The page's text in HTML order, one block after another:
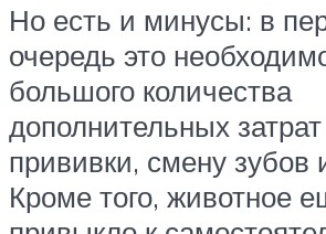
Но есть и минусы: в
очередь это
большого количества
дополнительных
прививки, смену зубов
Кроме того, животное